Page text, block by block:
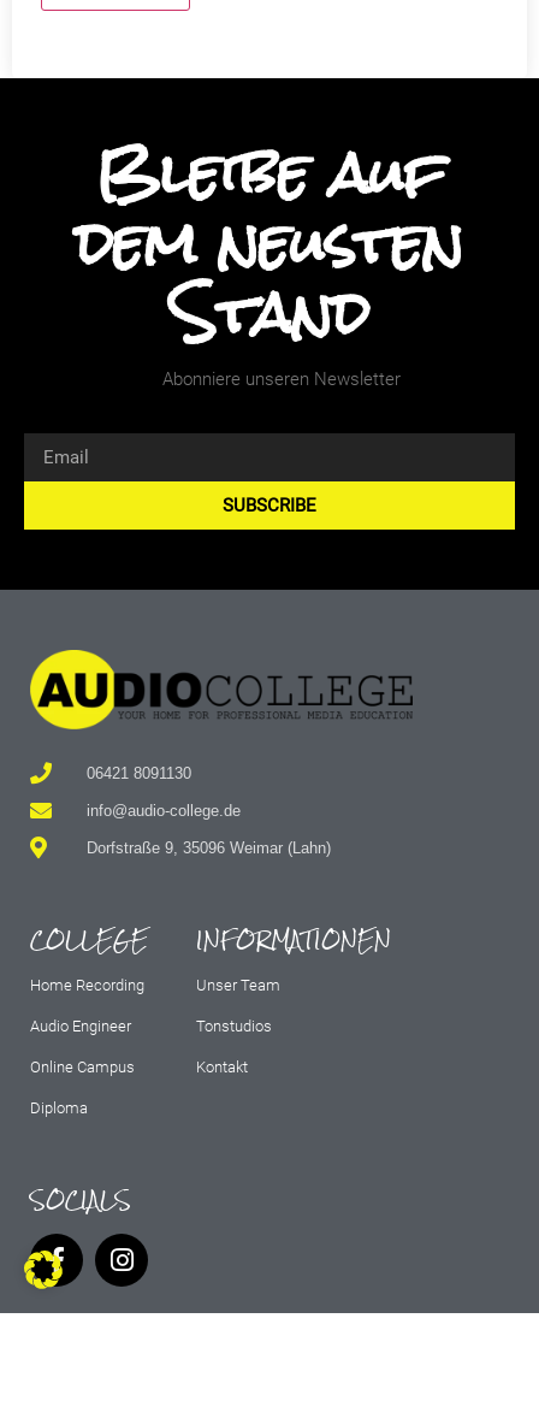
Bleibe auf
dem neusten
Stand
Abonniere unseren Newsletter
SUBSCRIBE
06421 8091130
info@audio-college.de
Dorfstraße 9, 35096 Weimar (Lahn)
COLLEGE
Home Recording
Audio Engineer
Online Campus
Diploma
INFORMATIONEN
Unser Team
Tonstudios
Kontakt
SOCIALS